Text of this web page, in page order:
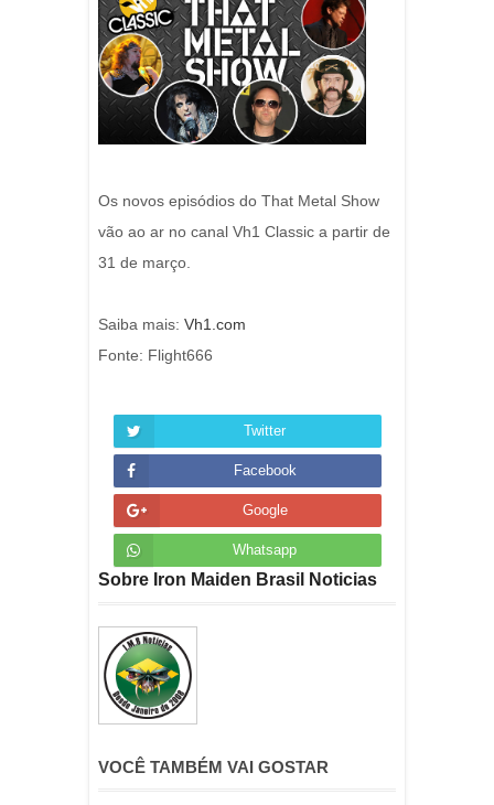
Os novos episódios do That Metal Show
vão ao ar no canal Vh1 Classic a partir de
31 de março.
Saiba mais: Vh1.com
Fonte: Flight666
Twitter
Facebook
Google
Whatsapp
Sobre Iron Maiden Brasil Noticias
VOCÊ TAMBÉM VAI GOSTAR